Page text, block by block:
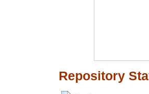
Repository